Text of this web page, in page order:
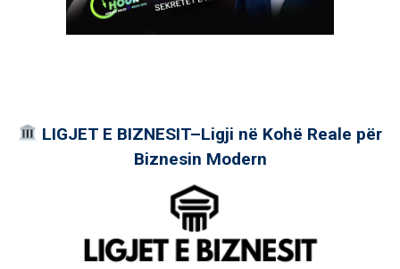
LIGJET E BIZNESIT–Ligji në Kohë Reale për
Biznesin Modern